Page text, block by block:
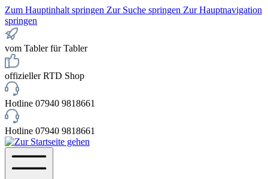
Zum Hauptinhalt springen Zur Suche springen Zur Hauptnavigation
springen
vom Tabler für Tabler
offizieller RTD Shop
Hotline 07940 9818661
Hotline 07940 9818661